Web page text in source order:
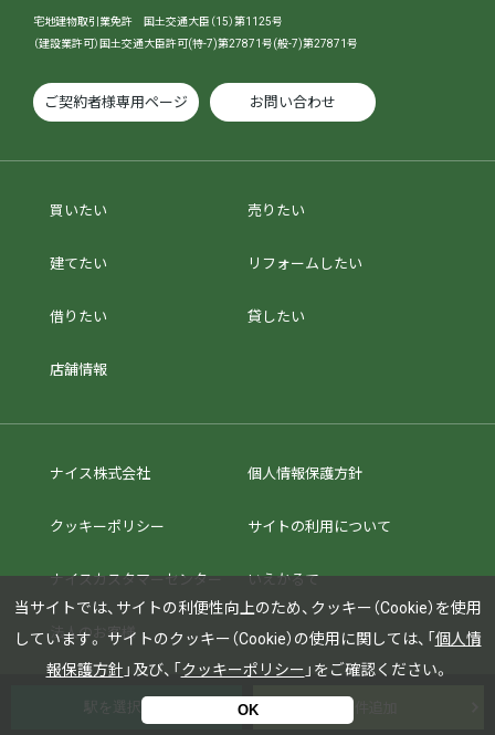
宅地建物取引業免許 国土交通大臣（15）第1125号
（建設業許可）国土交通大臣許可(特-7)第27871号(般-7)第27871号
ご契約者様専用ページ お問い合わせ
買いたい 売りたい
建てたい リフォームしたい
借りたい 貸したい
店舗情報
ナイス株式会社 個人情報保護方針
クッキーポリシー サイトの利用について
ナイスカスタマーセンター いえかるて
法人のお客様
© Nice Corporation
当サイトでは、サイトの利便性向上のため、クッキー（Cookie）を使用
しています。
サイトのクッキー（Cookie）の使用に関しては、「 個人情
報保護方針 」及び、「 クッキーポリシー 」をご確認ください。
OK